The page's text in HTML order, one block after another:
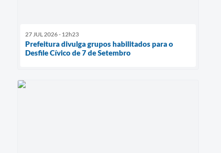
27 JUL 2026 - 12h23
Prefeitura divulga grupos habilitados para o
Desfile Cívico de 7 de Setembro